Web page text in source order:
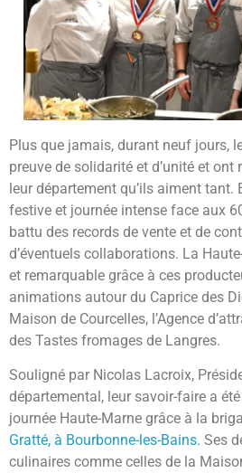
Plus que jamais, durant neuf jours,
preuve de solidarité et d’unité et ont
leur département qu’ils aiment tant.
festive et journée intense face aux
battu des records de vente et de
d’éventuels collaborations. La
et remarquable grâce à ces
animations autour du Caprice des
Maison de Courcelles, l’Agence
des Tastes fromages de Langres.
Souligné par Nicolas Lacroix,
départemental, leur savoir-faire a
journée Haute-Marne grâce à la
Gratté, à Bourbonne-les-Bains. Ses
culinaires comme celles de la